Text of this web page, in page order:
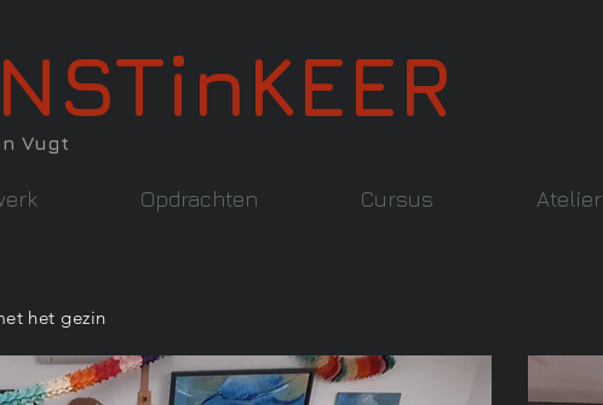
Vugt
Opdrachten Cursus Atelier
het gezin